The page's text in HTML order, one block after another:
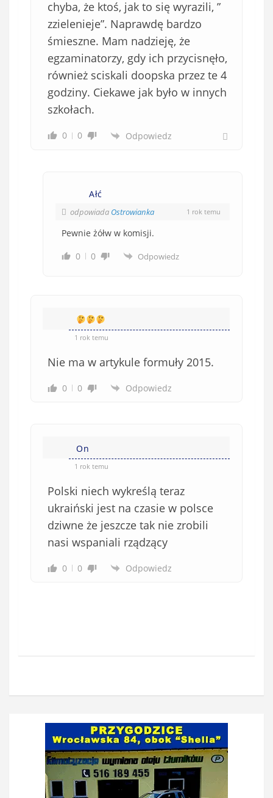
chyba, że ktoś, jak to się wyrazili, ”
zzielenieje”. Naprawdę bardzo
śmieszne. Mam nadzieję, że
egzaminatorzy, gdy ich przycisnęło,
również sciskali doopska przez te 4
godziny. Ciekawe jak było w innych
szkołach.
0 0 Odpowiedz
Ałć
odpowiada Ostrowianka 1 rok temu
Pewnie żółw w komisji.
0
0 Odpowiedz
1 rok temu
Nie ma w artykule formuły 2015.
0 0 Odpowiedz
On
1 rok temu
Polski niech wykreślą teraz
ukraiński jest na czasie w polsce
dziwne że jeszcze tak nie zrobili
nasi wspaniali rządzący
0 0 Odpowiedz